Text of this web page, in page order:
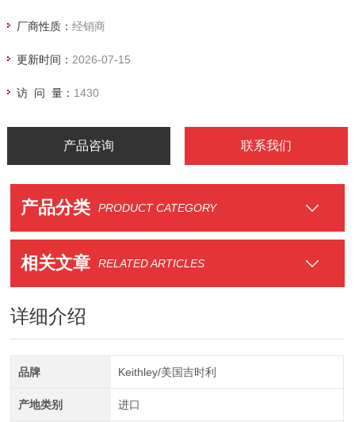
厂商性质： 经销商
更新时间： 2026-07-15
访 问 量： 1430
产品咨询 联系我们
产品分类 PRODUCT CATEGORY
相关文章 RELATED ARTICLES
详细介绍
品牌 Keithley/美国吉时利
产地类别 进口